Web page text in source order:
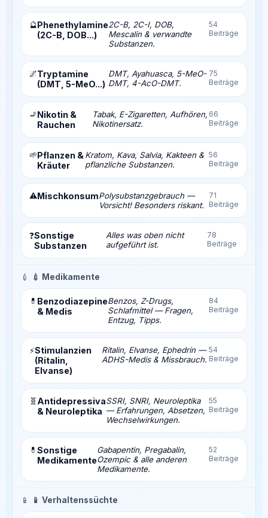
🔮Phenethylamine
(2C-B, DOB...)
2C-B, 2C-I, DOB,
Mescalin & verwandte
Substanzen.
54
Beiträge
🌌Tryptamine
(DMT, 5-MeO...)
DMT, Ayahuasca, 5-MeO-
DMT, 4-AcO-DMT.
75
Beiträge
🚬Nikotin &
Rauchen
Tabak, E-Zigaretten, Aufhören,
Nikotinersatz.
66
Beiträge
🌱Pflanzen &
Kräuter
Kratom, Kava, Salvia, Kakteen &
pflanzliche Substanzen.
56
Beiträge
⚠️MischkonsumPolysubstanzgebrauch —
Vorsicht! Besonders riskant.
71
Beiträge
❓Sonstige
Substanzen
Alles was oben nicht
aufgeführt ist.
78
Beiträge
💉 💉 Medikamente
💊 Benzodiazepine
& Medis
Benzos, Z-Drugs,
Schlafmittel — Fragen,
Entzug, Tipps.
84
Beiträge
⚡Stimulanzien
(Ritalin,
Elvanse)
Ritalin, Elvanse, Ephedrin —
ADHS-Medis & Missbrauch.
54
Beiträge
🧬 Antidepressiva
& Neuroleptika
SSRI, SNRI, Neuroleptika
— Erfahrungen, Absetzen,
Wechselwirkungen.
55
Beiträge
💊 Sonstige
Medikamente
Gabapentin, Pregabalin,
Ozempic & alle anderen
Medikamente.
52
Beiträge
📱 📱 Verhaltenssüchte